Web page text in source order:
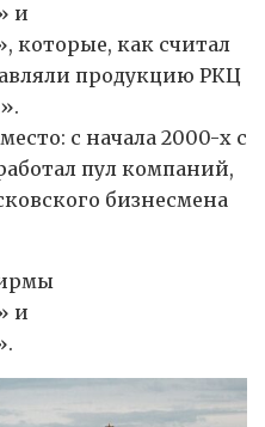
и
как считал
продукцию РКЦ
с начала 2000-х с
пул компаний,
бизнесмена
и